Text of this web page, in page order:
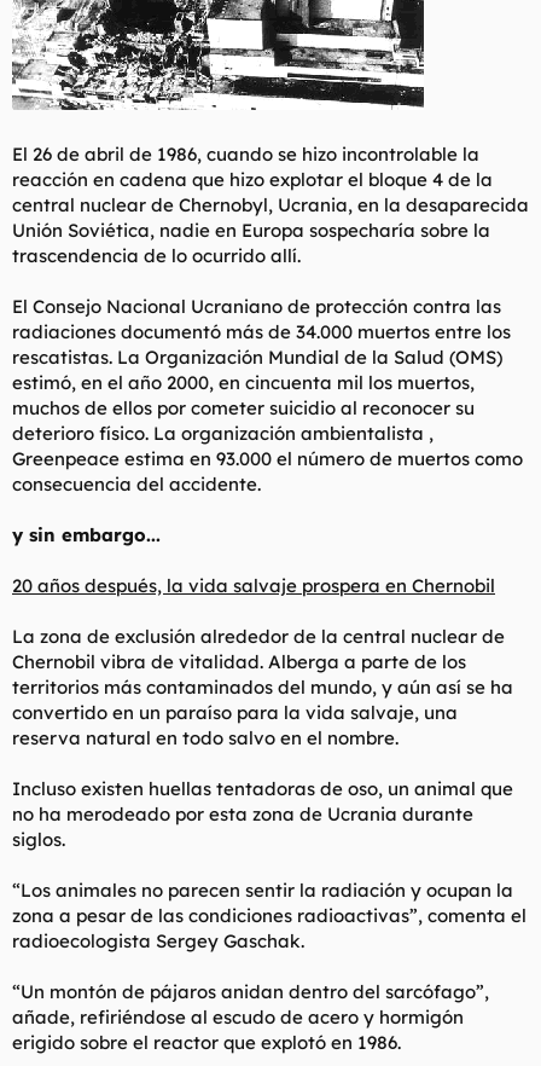
El 26 de abril de 1986, cuando se hizo incontrolable la
reacción en cadena que hizo explotar el bloque 4 de la
central nuclear de Chernobyl, Ucrania, en la desaparecida
Unión Soviética, nadie en Europa sospecharía sobre la
trascendencia de lo ocurrido allí.
El Consejo Nacional Ucraniano de protección contra las
radiaciones documentó más de 34.000 muertos entre los
rescatistas. La Organización Mundial de la Salud (OMS)
estimó, en el año 2000, en cincuenta mil los muertos,
muchos de ellos por cometer suicidio al reconocer su
deterioro físico. La organización ambientalista ,
Greenpeace estima en 93.000 el número de muertos como
consecuencia del accidente.
y sin embargo...
20 años después, la vida salvaje prospera en Chernobil
La zona de exclusión alrededor de la central nuclear de
Chernobil vibra de vitalidad. Alberga a parte de los
territorios más contaminados del mundo, y aún así se ha
convertido en un paraíso para la vida salvaje, una
reserva natural en todo salvo en el nombre.
Incluso existen huellas tentadoras de oso, un animal que
no ha merodeado por esta zona de Ucrania durante
siglos.
“Los animales no parecen sentir la radiación y ocupan la
zona a pesar de las condiciones radioactivas”, comenta el
radioecologista Sergey Gaschak.
“Un montón de pájaros anidan dentro del sarcófago”,
añade, refiriéndose al escudo de acero y hormigón
erigido sobre el reactor que explotó en 1986.